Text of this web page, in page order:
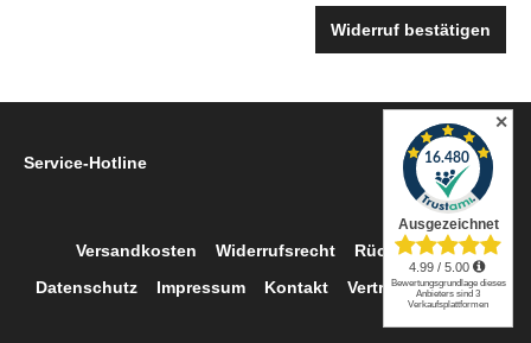
Widerruf bestätigen
Service-Hotline
Versandkosten Widerrufsrecht
Rückgabe
Datenschutz
Impressum Kontakt Vertrag widerrufen
✕